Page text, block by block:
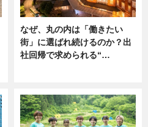
なぜ、丸の内は「働きたい
街」に選ばれ続けるのか？出
社回帰で求められる“…